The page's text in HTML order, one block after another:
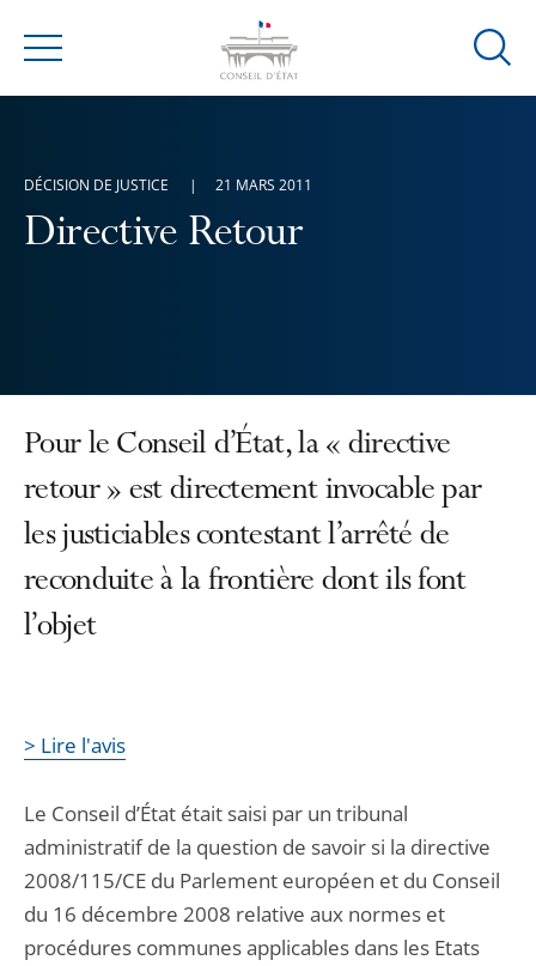
Menu
Ouvrir
Directive Retour
DÉCISION DE JUSTICE 21 MARS 2011
Pour le Conseil d’État, la « directive
retour » est directement invocable par
les justiciables contestant l’arrêté de
reconduite à la frontière dont ils font
l’objet
> Lire l'avis
Le Conseil d’État était saisi par un tribunal
administratif de la question de savoir si la directive
2008/115/CE du Parlement européen et du Conseil
du 16 décembre 2008 relative aux normes et
procédures communes applicables dans les Etats